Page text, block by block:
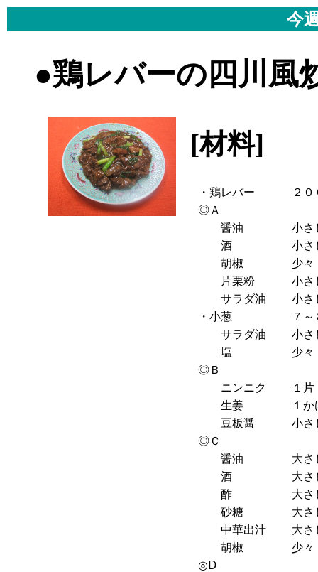
今
●鶏レバーの四川風
[材料]
・鶏レバー
２０
◎Ａ
醤油
小さ
酒
小さ
胡椒
少々
片栗粉
小さ
サラダ油
小さ
・小葱
７～
サラダ油
小さ
塩
少々
◎Ｂ
ニンニク
１片
生姜
１か
豆板醤
小さ
◎Ｃ
醤油
大さ
酒
大さ
酢
大さ
砂糖
大さ
中華出汁
大さ
胡椒
少々
◎Ⅾ